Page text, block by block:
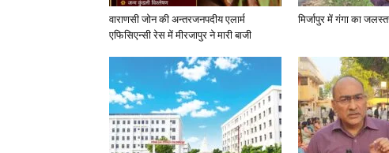
वाराणसी जोन की अन्तरजनपदीय एलार्म
एफिसिएन्सी रेस में मीरजापुर ने मारी बाजी
मिर्जापुर में गंगा का